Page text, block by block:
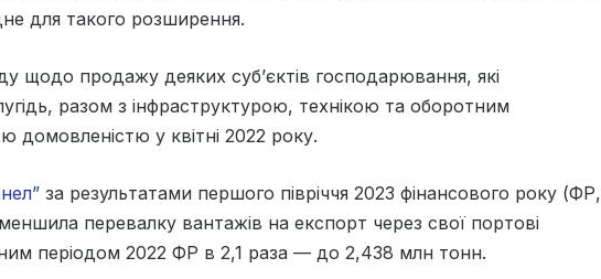
для такого розширення.
щодо продажу деяких суб’єктів господарювання, які
разом з інфраструктурою, технікою та оборотним
домовленістю у квітні 2022 року.
за результатами першого півріччя 2023 фінансового року (ФР,
перевалку вантажів на експорт через свої портові
періодом 2022 ФР в 2,1 раза — до 2,438 млн тонн.